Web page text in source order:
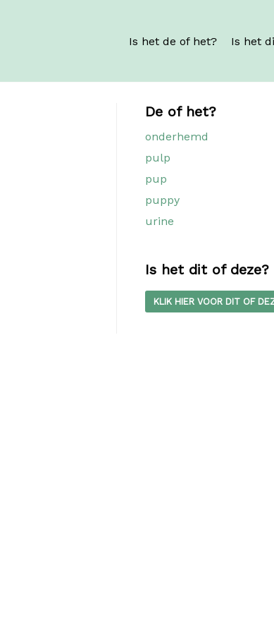
Is het de of het? Is het
De of het?
onderhemd
pulp
pup
puppy
urine
Is het dit of deze?
KLIK HIER VOOR DIT OF